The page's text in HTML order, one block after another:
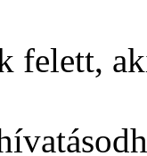
felett,